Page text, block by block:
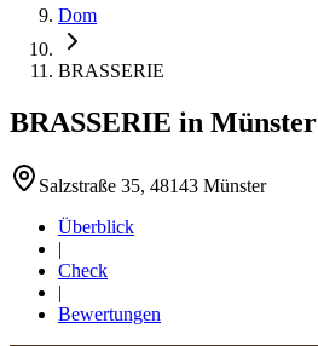
Dom
BRASSERIE
BRASSERIE in Münster
Salzstraße 35, 48143 Münster
Überblick
|
Check
|
Bewertungen